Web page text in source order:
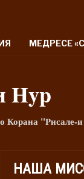
МЕДРЕСЕ
Hyp
Корана
НАША